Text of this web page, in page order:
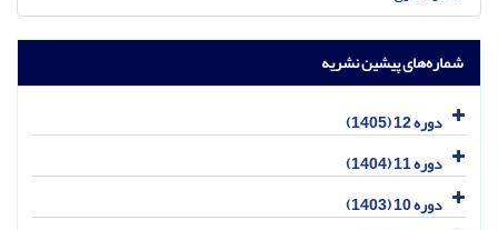
شماره‌های پیشین نشریه
دوره 12 (1405)
دوره 11 (1404)
دوره 10 (1403)